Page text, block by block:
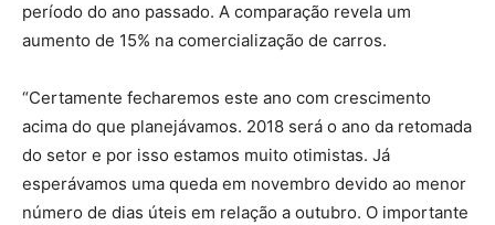
período do ano passado. A comparação revela um
aumento de 15% na comercialização de carros.
“Certamente fecharemos este ano com crescimento
acima do que planejávamos. 2018 será o ano da retomada
do setor e por isso estamos muito otimistas. Já
esperávamos uma queda em novembro devido ao menor
número de dias úteis em relação a outubro. O importante